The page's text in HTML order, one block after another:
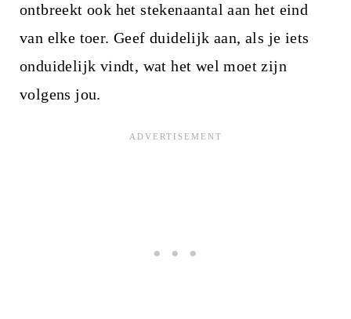
ontbreekt ook het stekenaantal aan het eind
van elke toer. Geef duidelijk aan, als je iets
onduidelijk vindt, wat het wel moet zijn
volgens jou.